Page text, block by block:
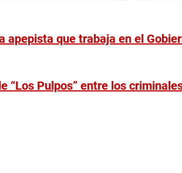
apepista que trabaja en el
“Los Pulpos” entre los